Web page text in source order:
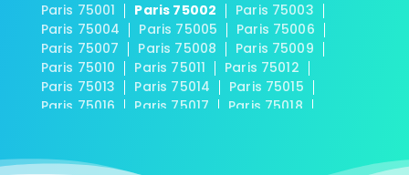
Paris 75001 Paris 75002
Paris 75003
Paris 75004
Paris 75005
Paris 75006
Paris 75007
Paris 75008
Paris 75009
Paris 75010
Paris 75011
Paris 75012
Paris 75013
Paris 75014
Paris 75015
Paris 75016
Paris 75017
Paris 75018